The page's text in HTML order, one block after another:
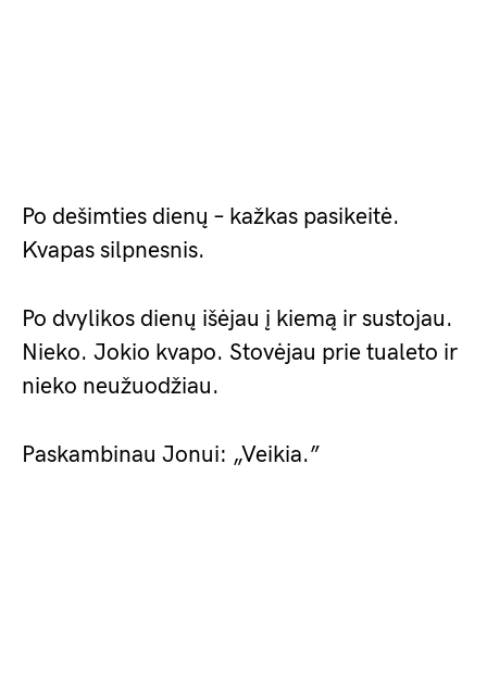
Po dešimties dienų – kažkas pasikeitė.
Kvapas silpnesnis.
Po dvylikos dienų išėjau į kiemą ir sustojau.
Nieko. Jokio kvapo. Stovėjau prie tualeto ir
nieko neužuodžiau.
Paskambinau Jonui: „Veikia.”